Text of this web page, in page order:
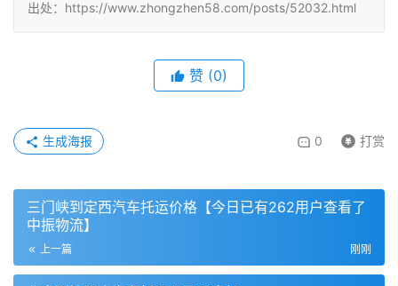
出处：https://www.zhongzhen58.com/posts/52032.html
赞 (0)
0 打赏
生成海报
三门峡到定西汽车托运价格【今日已有262用户查看了
中振物流】
上一篇 刚刚